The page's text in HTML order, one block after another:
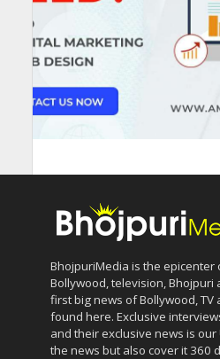
BhojpuriMedia is the epicenter
Bollywood, television, Bhojpuri
first big news of Bollywood, TV
found here. Exclusive
and their exclusive news is our
the news but also cover it 360